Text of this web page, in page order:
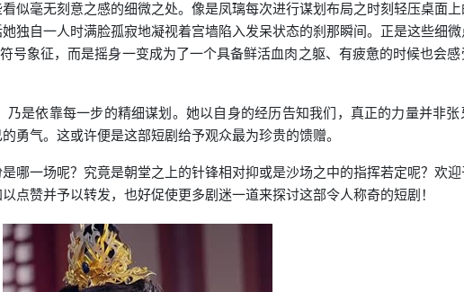
似毫无刻意之感的细微之处。像是凤璃每次进行谋划布局之时刻轻压桌面
独自一人时满脸孤寂地凝视着宫墙陷入发呆状态的刹那瞬间。正是这些细
号象征，而是摇身一变成为了一个具备鲜活血肉之躯、有疲惫的时候也会
是依靠每一步的精细谋划。她以自身的经历告知我们，真正的力量并非张
勇气。这或许便是这部短剧给予观众最为珍贵的馈赠。
哪一场呢？究竟是朝堂之上的针锋相对抑或是沙场之中的指挥若定呢？欢
点赞并予以转发，也好促使更多剧迷一道来探讨这部令人称奇的短剧！